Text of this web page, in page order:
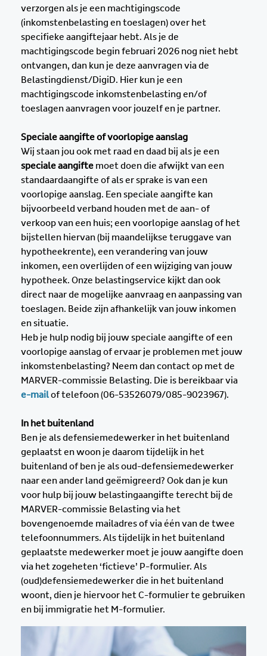
verzorgen als je een machtigingscode
(inkomstenbelasting en toeslagen) over het
specifieke aangiftejaar hebt. Als je de
machtigingscode begin februari 2026 nog niet hebt
ontvangen, dan kun je deze aanvragen via de
Belastingdienst/DigiD. Hier kun je een
machtigingscode inkomstenbelasting en/of
toeslagen aanvragen voor jouzelf en je partner.
Speciale aangifte of voorlopige aanslag
Wij staan jou ook met raad en daad bij als je een
speciale aangifte moet doen die afwijkt van een
standaardaangifte of als er sprake is van een
voorlopige aanslag. Een speciale aangifte kan
bijvoorbeeld verband houden met de aan- of
verkoop van een huis; een voorlopige aanslag of het
bijstellen hiervan (bij maandelijkse teruggave van
hypotheekrente), een verandering van jouw
inkomen, een overlijden of een wijziging van jouw
hypotheek. Onze belastingservice kijkt dan ook
direct naar de mogelijke aanvraag en aanpassing van
toeslagen. Beide zijn afhankelijk van jouw inkomen
en situatie.
Heb je hulp nodig bij jouw speciale aangifte of een
voorlopige aanslag of ervaar je problemen met jouw
inkomstenbelasting? Neem dan contact op met de
MARVER-commissie Belasting. Die is bereikbaar via
e-mailof telefoon (06-53526079/085-9023967).
In het buitenland
Ben je als defensiemedewerker in het buitenland
geplaatst en woon je daarom tijdelijk in het
buitenland of ben je als oud-defensiemedewerker
naar een ander land geëmigreerd? Ook dan je kun
voor hulp bij jouw belastingaangifte terecht bij de
MARVER-commissie Belasting via het
bovengenoemde mailadres of via één van de twee
telefoonnummers. Als tijdelijk in het buitenland
geplaatste medewerker moet je jouw aangifte doen
via het zogeheten ‘fictieve’ P-formulier. Als
(oud)defensiemedewerker die in het buitenland
woont, dien je hiervoor het C-formulier te gebruiken
en bij immigratie het M-formulier.